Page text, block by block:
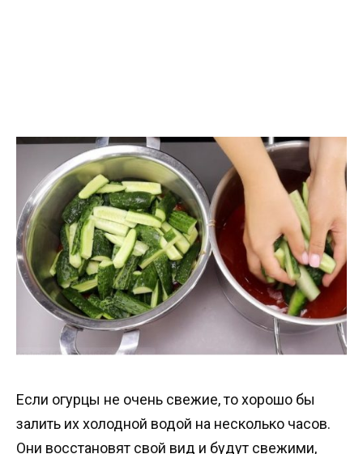
Если огурцы не очень свежие, то хорошо бы
залить их холодной водой на несколько часов.
Они восстановят свой вид и будут свежими,